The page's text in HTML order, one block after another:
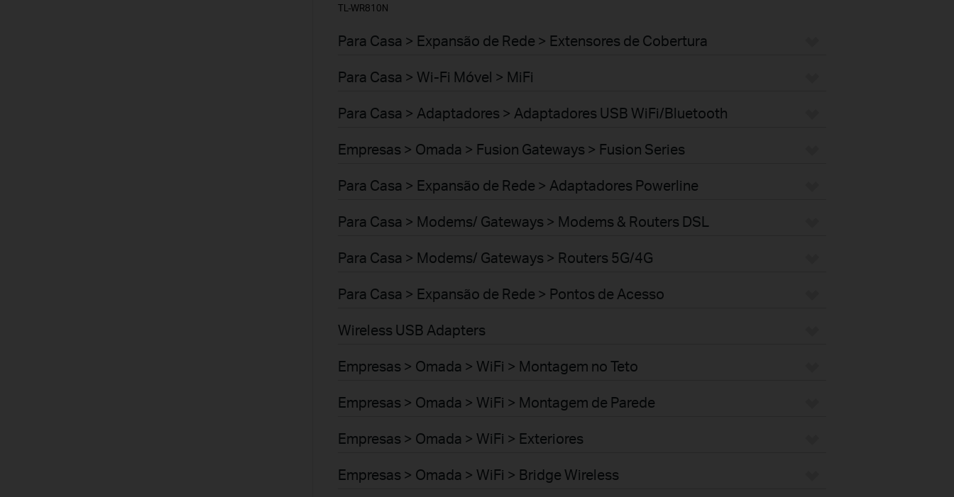
TL-WR810N
Para Casa > Expansão de Rede > Extensores de Cobertura
Para Casa > Wi-Fi Móvel > MiFi
Para Casa > Adaptadores > Adaptadores USB WiFi/Bluetooth
Empresas > Omada > Fusion Gateways > Fusion Series
Para Casa > Expansão de Rede > Adaptadores Powerline
Para Casa > Modems/ Gateways > Modems & Routers DSL
Para Casa > Modems/ Gateways > Routers 5G/4G
Para Casa > Expansão de Rede > Pontos de Acesso
Wireless USB Adapters
Empresas > Omada > WiFi > Montagem no Teto
Empresas > Omada > WiFi > Montagem de Parede
Empresas > Omada > WiFi > Exteriores
Empresas > Omada > WiFi > Bridge Wireless